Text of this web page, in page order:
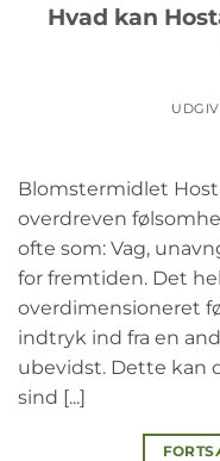
Hvad kan
Blomstermidlet
overdreven
ofte som: Vag,
for fremtiden. Det
overdimensioneret
indtryk ind fra en
ubevidst. Dette kan
sind [...]